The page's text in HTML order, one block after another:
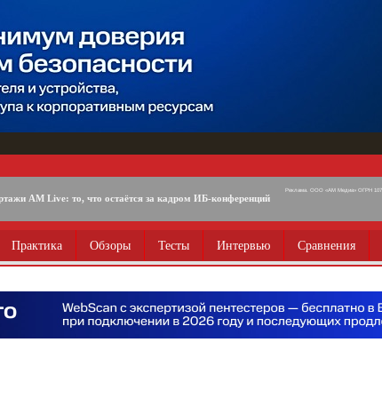
AM Live: то, что остаётся за кадром ИБ-конференций
Реклама. ООО «АМ Медиа» ОГРН
Практика Обзоры Тесты Интервью Сравнения